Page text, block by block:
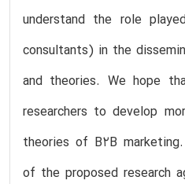
understand the role
consultants) in the
and theories. We hope
researchers to develop
theories of B2B
of the proposed research